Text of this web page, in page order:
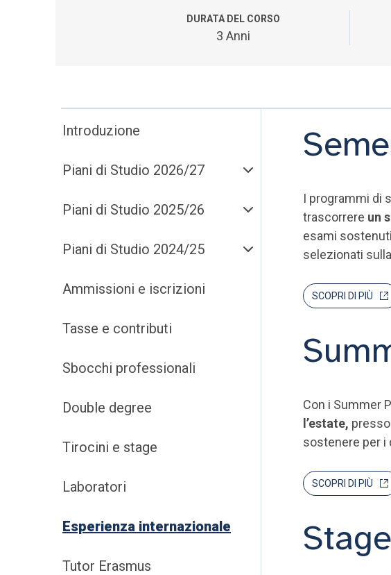
DURATA DEL CORSO
3 Anni
Introduzione
Piani di Studio 2026/27
Piani di Studio 2025/26
Piani di Studio 2024/25
Ammissioni e iscrizioni
Tasse e contributi
Sbocchi professionali
Double degree
Tirocini e stage
Laboratori
Esperienza internazionale
Tutor Erasmus
I programmi di
trascorrere un
esami
selezionati
SCOPRI DI PIÙ
Con i Summer
l’estate,
sostenere per i
SCOPRI DI PIÙ